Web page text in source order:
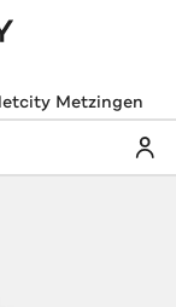
Metzingen